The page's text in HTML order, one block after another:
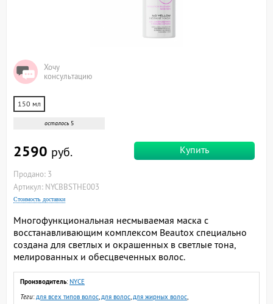
Хочу
консультацию
150 мл
осталось 5
2590 руб. Купить
Продано: 3
Артикул: NYCBBSTHE003
Стоимость доставки
Многофункциональная несмываемая маска с
восстанавливающим комплексом Beautox специально
создана для светлых и окрашенных в светлые тона,
мелированных и обесцвеченных волос.
Производитель: NYCE
Теги:для всех типов волос,для волос,для жирных волос,